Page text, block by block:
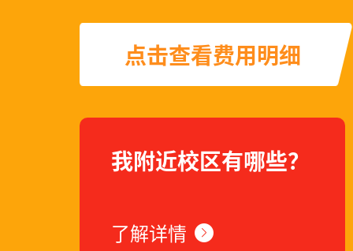
卢燕***先生在
高志***先生在
仲海***先生在
点击查看费用明细
我附近校区有哪些？
了解详情